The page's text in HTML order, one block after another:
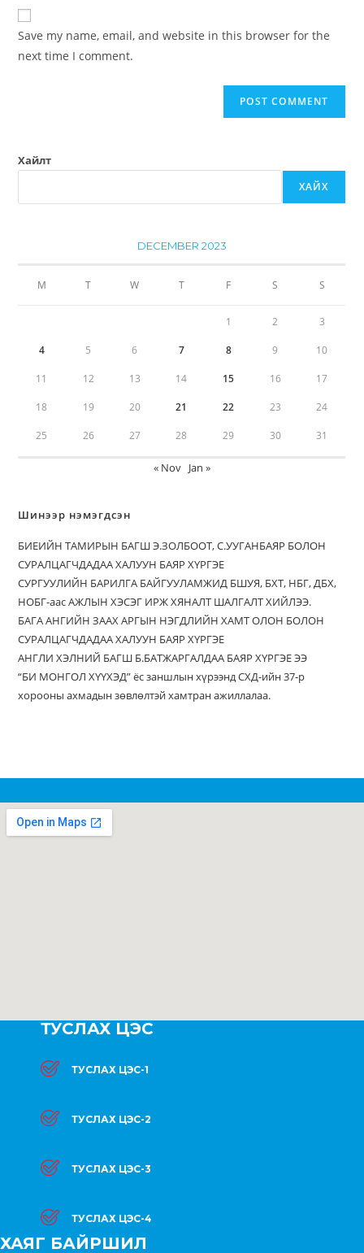
Save my name, email, and website in this browser for the
next time I comment.
Хайлт
ХАЙХ
DECEMBER 2023
M T W T F S S
1 2 3
4 5 6 7 8 9 10
11 12 13 14 15 16 17
18 19 20 21 22 23 24
25 26 27 28 29 30 31
« Nov Jan »
Шинээр нэмэгдсэн
БИЕИЙН ТАМИРЫН БАГШ Э.ЗОЛБООТ, С.УУГАНБАЯР БОЛОН
СУРАЛЦАГЧДАДАА ХАЛУУН БАЯР ХҮРГЭЕ
CУРГУУЛИЙН БАРИЛГА БАЙГУУЛАМЖИД БШУЯ, БХТ, НБГ, ДБХ,
НОБГ-аас АЖЛЫН ХЭСЭГ ИРЖ ХЯНАЛТ ШАЛГАЛТ ХИЙЛЭЭ.
БАГА АНГИЙН ЗААХ АРГЫН НЭГДЛИЙН ХАМТ ОЛОН БОЛОН
СУРАЛЦАГЧДАДАА ХАЛУУН БАЯР ХҮРГЭЕ
АНГЛИ ХЭЛНИЙ БАГШ Б.БАТЖАРГАЛДАА БАЯР ХҮРГЭЕ ЭЭ
“БИ МОНГОЛ ХҮҮХЭД” ёс заншлын хүрээнд СХД-ийн 37-р
хорооны ахмадын зөвлөлтэй хамтран ажиллалаа.
ТУСЛАХ ЦЭС
ТУСЛАХ ЦЭС-1
ТУСЛАХ ЦЭС-2
ТУСЛАХ ЦЭС-3
ТУСЛАХ ЦЭС-4
ХАЯГ БАЙРШИЛ